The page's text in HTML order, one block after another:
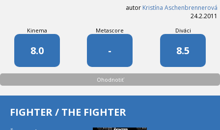
autor Kristína Aschenbrennerová
24.2.2011
Kinema
8.0
Metascore
-
Diváci
8.5
Ohodnotiť
FIGHTER / THE FIGHTER